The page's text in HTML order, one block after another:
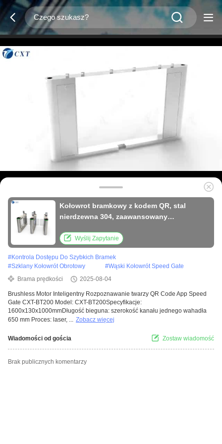
Kołowrot bramkowy z kodem QR, stal
nierdzewna 304, zaawansowany
Wyślij Zapytanie
#Kontrola Dostępu Do Szybkich Bramek
#Szklany Kołowrót Obrotowy #Wąski Kołowrót Speed ​​Gate
Brama prędkości
2025-08-04
Brushless Motor Inteligentny Rozpoznawanie twarzy QR Code App Speed
Gate CXT-BT200 Model: CXT-BT200Specyfikacje:
1600x130x1000mmDługość bieguna: szerokość kanału jednego wahadła
650 mm Proces: laser, ... Zobacz więcej
Wiadomości od gościa Zostaw wiadomość
Brak publicznych komentarzy